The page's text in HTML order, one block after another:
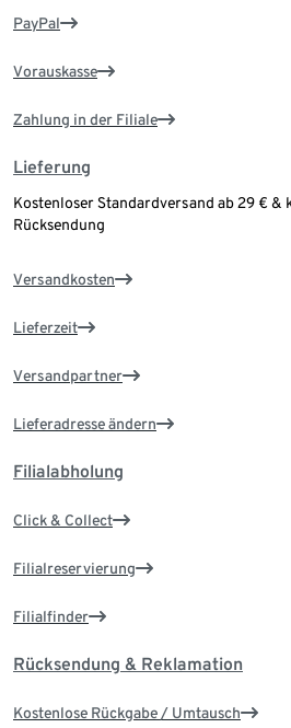
PayPal
Vorauskasse
Zahlung in der Filiale
Lieferung
Kostenloser Standardversand ab 29 € &
Rücksendung
Versandkosten
Lieferzeit
Versandpartner
Lieferadresse ändern
Filialabholung
Click & Collect
Filialreservierung
Filialfinder
Rücksendung & Reklamation
Kostenlose Rückgabe / Umtausch